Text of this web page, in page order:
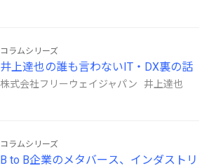
コラムシリーズ
井上達也の誰も言わないIT・DX裏の話
株式会社フリーウェイジャパン 井上達也
コラムシリーズ
B to B企業のメタバース、インダストリ